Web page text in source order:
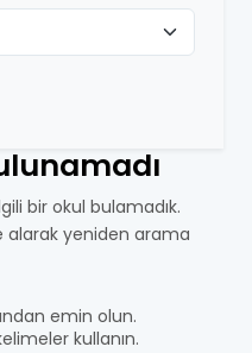
bir okul bulamadık.
alarak yeniden arama
emin olun.
kullanın.